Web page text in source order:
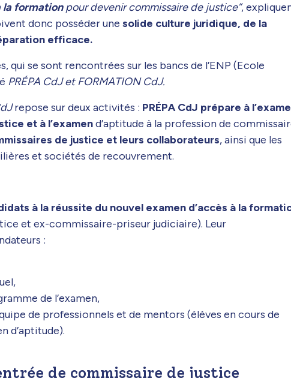
la formationpour devenir commissaire de justice”,
donc posséder une solide culture juridique, de la
efficace.
qui se sont rencontrées sur les bancs de l’ENP (Ecole
PRÉPA CdJ et FORMATION CdJ.
repose sur deux activités : PRÉPA CdJ prépare à
et à l’examend’aptitude à la profession de
de justice et leurs collaborateurs, ainsi que les
et sociétés de recouvrement.
à la réussite du nouvel examen d’accès à la
et ex-commissaire-priseur judiciaire). Leur
:
de l’examen,
de professionnels et de mentors (élèves en cours de
d’aptitude).
de commissaire de justice